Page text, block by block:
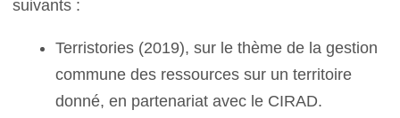
suivants :
Terristories (2019), sur le thème de la gestion
commune des ressources sur un territoire
donné, en partenariat avec le CIRAD.